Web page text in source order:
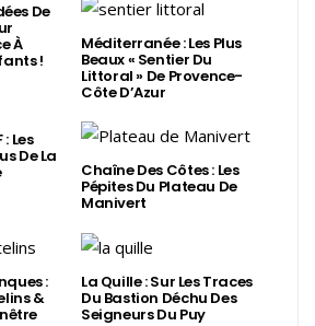
De
À
!
Méditerranée : Les Plus
Beaux « Sentier Du
Littoral » De Provence-
Côte D’Azur
Les
De La
Chaîne Des Côtes : Les
Pépites Du Plateau De
Manivert
:
&
La Quille : Sur Les Traces
Du Bastion Déchu Des
Seigneurs Du Puy